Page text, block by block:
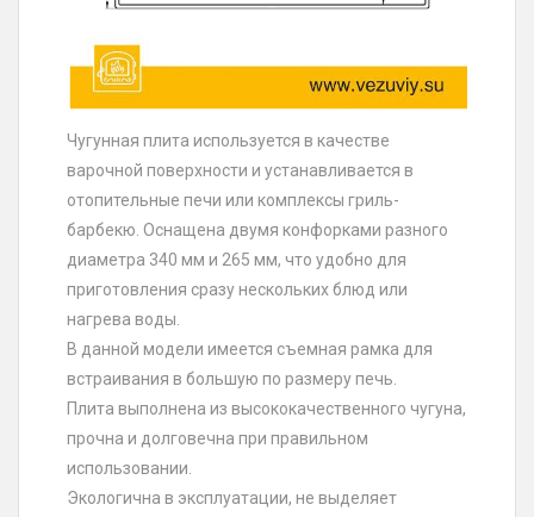
Чугунная плита используется в качестве
варочной поверхности и устанавливается в
отопительные печи или комплексы гриль-
барбекю. Оснащена двумя конфорками разного
диаметра 340 мм и 265 мм, что удобно для
приготовления сразу нескольких блюд или
нагрева воды.
В данной модели имеется съемная рамка для
встраивания в большую по размеру печь.
Плита выполнена из высококачественного чугуна,
прочна и долговечна при правильном
использовании.
Экологична в эксплуатации, не выделяет